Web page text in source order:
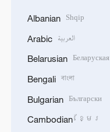
Albanian Shqip
Arabic العربية
Belarusian Беларуская
Bengali বাংলা
Bulgarian Български
Cambodian ខ្មែរ